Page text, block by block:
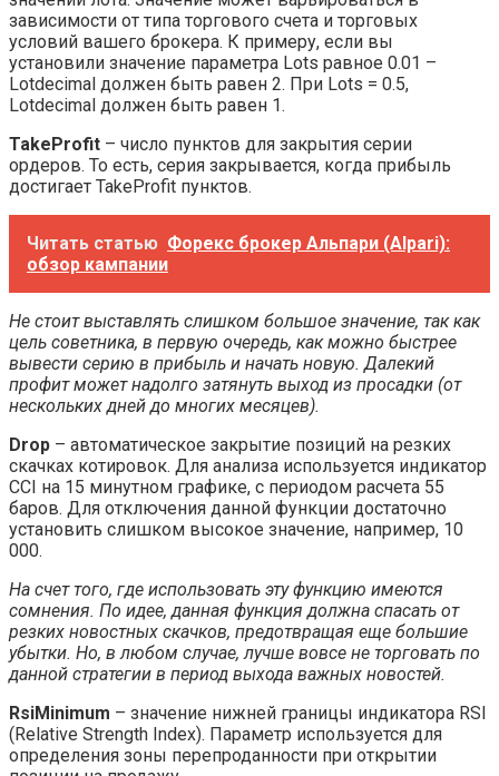
зависимости от типа торгового счета и торговых
условий вашего брокера. К примеру, если вы
установили значение параметра Lots равное 0.01 –
Lotdecimal должен быть равен 2. При Lots = 0.5,
Lotdecimal должен быть равен 1.
TakeProfit – число пунктов для закрытия серии
ордеров. То есть, серия закрывается, когда прибыль
достигает TakeProfit пунктов.
Читать статью Форекс брокер Альпари (Alpari):
обзор кампании
Не стоит выставлять слишком большое значение, так как
цель советника, в первую очередь, как можно быстрее
вывести серию в прибыль и начать новую. Далекий
профит может надолго затянуть выход из просадки (от
нескольких дней до многих месяцев).
Drop – автоматическое закрытие позиций на резких
скачках котировок. Для анализа используется индикатор
CCI на 15 минутном графике, с периодом расчета 55
баров. Для отключения данной функции достаточно
установить слишком высокое значение, например, 10
000.
На счет того, где использовать эту функцию имеются
сомнения. По идее, данная функция должна спасать от
резких новостных скачков, предотвращая еще большие
убытки. Но, в любом случае, лучше вовсе не торговать по
данной стратегии в период выхода важных новостей.
RsiMinimum – значение нижней границы индикатора RSI
(Relative Strength Index). Параметр используется для
определения зоны перепроданности при открытии